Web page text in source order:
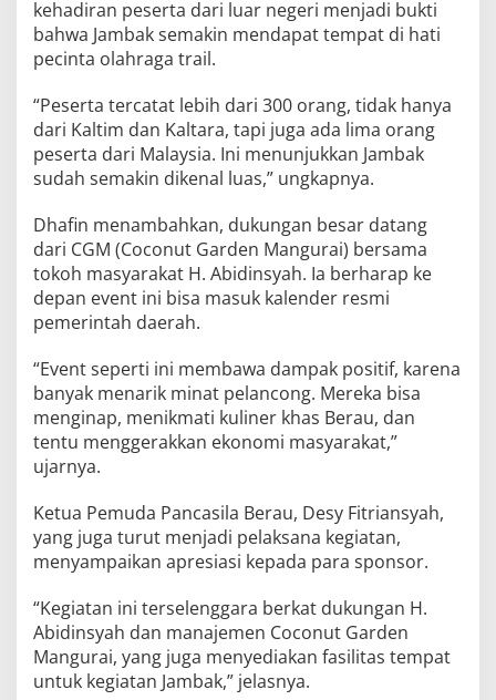
kehadiran peserta dari luar negeri menjadi bukti
bahwa Jambak semakin mendapat tempat di hati
pecinta olahraga trail.
“Peserta tercatat lebih dari 300 orang, tidak hanya
dari Kaltim dan Kaltara, tapi juga ada lima orang
peserta dari Malaysia. Ini menunjukkan Jambak
sudah semakin dikenal luas,” ungkapnya.
Dhafin menambahkan, dukungan besar datang
dari CGM (Coconut Garden Mangurai) bersama
tokoh masyarakat H. Abidinsyah. Ia berharap ke
depan event ini bisa masuk kalender resmi
pemerintah daerah.
“Event seperti ini membawa dampak positif, karena
banyak menarik minat pelancong. Mereka bisa
menginap, menikmati kuliner khas Berau, dan
tentu menggerakkan ekonomi masyarakat,”
ujarnya.
Ketua Pemuda Pancasila Berau, Desy Fitriansyah,
yang juga turut menjadi pelaksana kegiatan,
menyampaikan apresiasi kepada para sponsor.
“Kegiatan ini terselenggara berkat dukungan H.
Abidinsyah dan manajemen Coconut Garden
Mangurai, yang juga menyediakan fasilitas tempat
untuk kegiatan Jambak,” jelasnya.